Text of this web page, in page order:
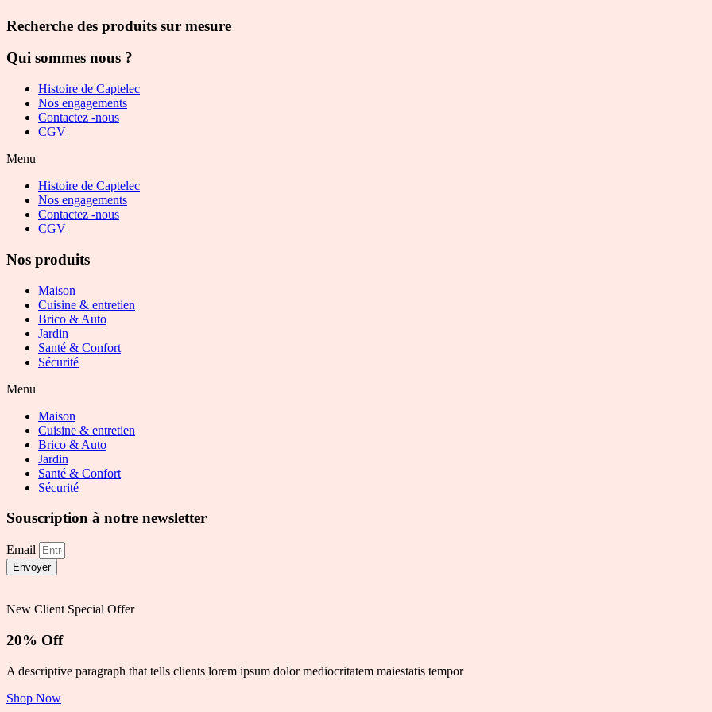
Recherche des produits sur mesure
Qui sommes nous ?
Histoire de Captelec
Nos engagements
Contactez -nous
CGV
Menu
Histoire de Captelec
Nos engagements
Contactez -nous
CGV
Nos produits
Maison
Cuisine & entretien
Brico & Auto
Jardin
Santé & Confort
Sécurité
Menu
Maison
Cuisine & entretien
Brico & Auto
Jardin
Santé & Confort
Sécurité
Souscription à notre newsletter
Email
Envoyer
New Client Special Offer
20% Off
A descriptive paragraph that tells clients lorem ipsum dolor mediocritatem maiestatis tempor
Shop Now